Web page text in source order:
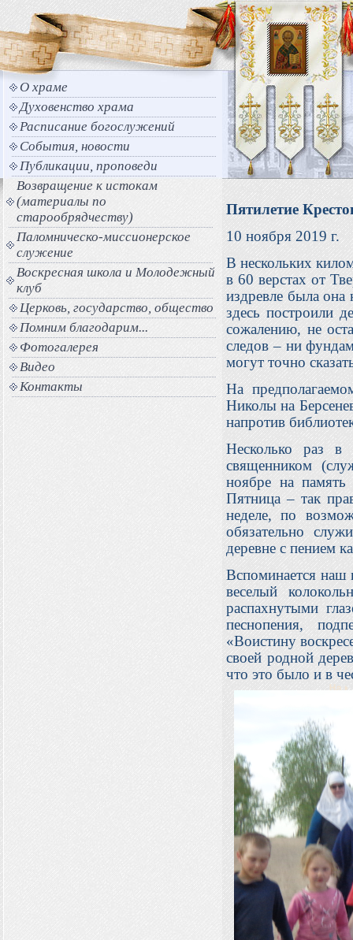
О храме
Духовенство храма
Расписание богослужений
События, новости
Публикации, проповеди
Возвращение к истокам
(материалы по
старообрядчеству)
Паломническо-миссионерское
служение
Воскресная школа и Молодежный
клуб
Церковь, государство, общество
Помним благодарим...
Фотогалерея
Видео
Контакты
Пятилетие
10 ноября 2019 г.
В нескольких
в 60 верстах от
издревле была
здесь построили
сожалению, не
следов – ни
могут точно
На
Николы на
напротив
Несколько раз
священником
ноябре на
Пятница – так
неделе, по
обязательно
деревне с пением
Вспоминается наш
веселый
распахнутыми
песнопения,
«Воистину
своей родной
что это было и в